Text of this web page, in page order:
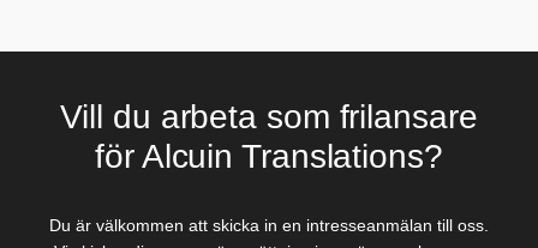
Vill du arbeta som frilansare
för Alcuin Translations?
Du är välkommen att skicka in en intresseanmälan till oss.